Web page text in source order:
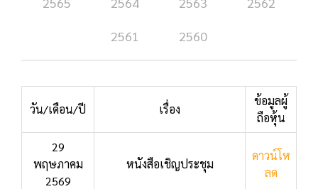
2561 2560
วัน/เดือน/ปี เรื่อง
ข้อมูลผู้
ถือหุ้น
29
พฤษภาคม
2569
หนังสือเชิญประชุม
ดาวน์โห
ลด